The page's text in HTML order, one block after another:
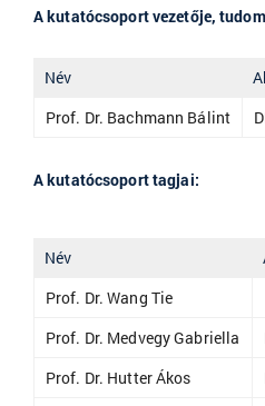
A kutatócsoport vezetője,
Név
Prof. Dr. Bachmann Bálint
A kutatócsoport tagjai:
Név
Prof. Dr. Wang Tie
Prof. Dr. Medvegy Gabriella
Prof. Dr. Hutter Ákos